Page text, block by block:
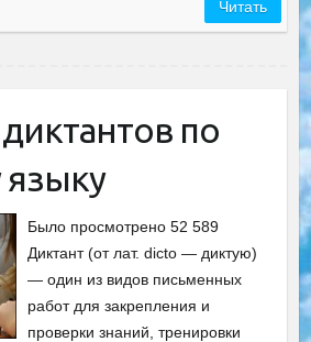
Читать
по
языку
Было просмотрено 52 589
Диктант (от лат. dicto — диктую)
— один из видов письменных
работ для закрепления и
проверки знаний, тренировки